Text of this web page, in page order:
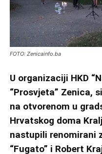
FOTO: Zenicainfo.ba
U organizaciji HKD
“Prosvjeta” Zenica,
na otvorenom u
Hrvatskog doma
nastupili renomirani
“Fugato” i Robert